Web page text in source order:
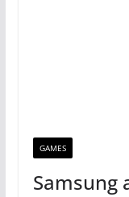
GAMES
Samsung